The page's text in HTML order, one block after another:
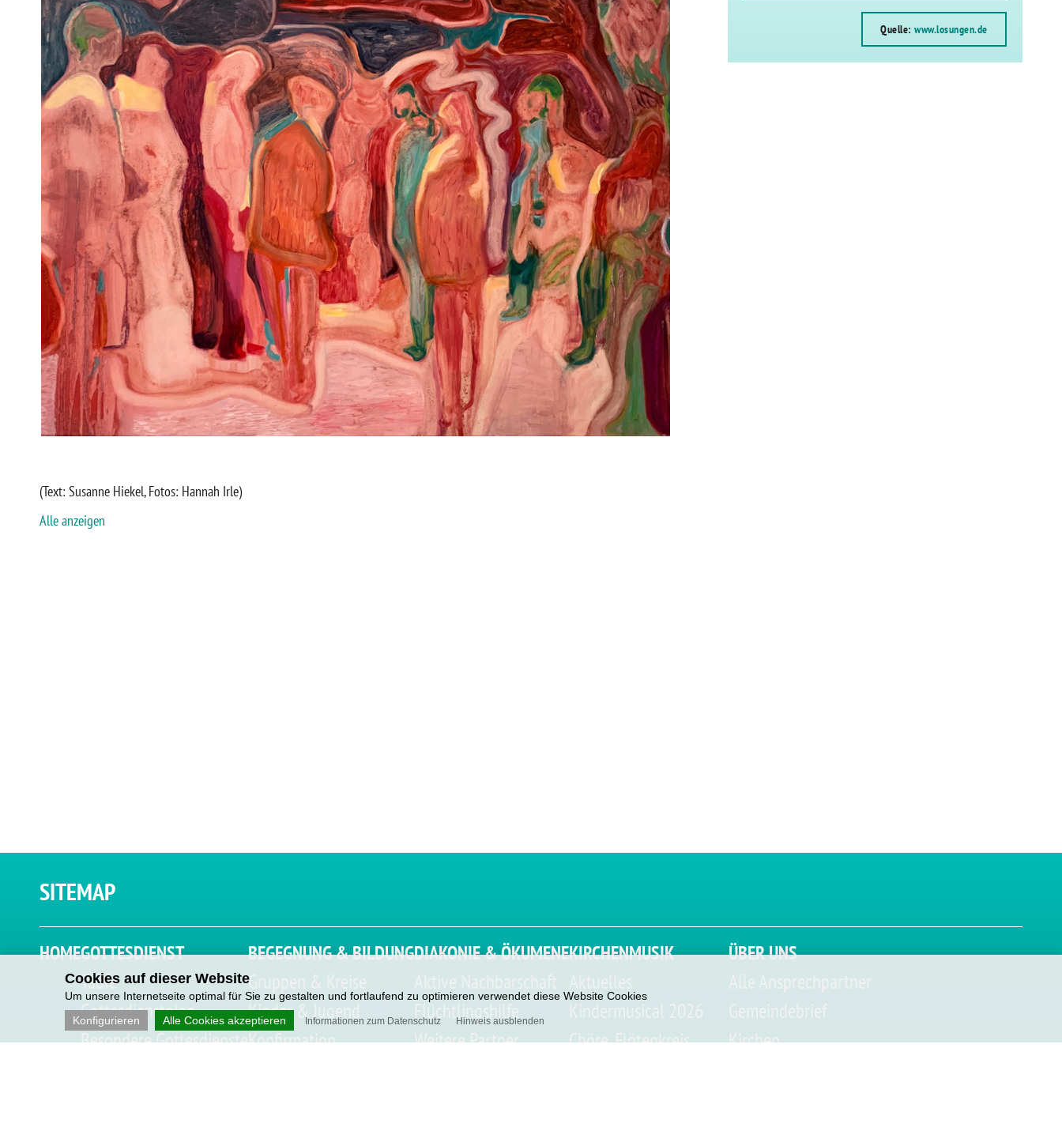
(Text: Susanne Hiekel, Fotos: Hannah Irle)
Alle anzeigen
Quelle: www.losungen.de
SITEMAP
HOMEGOTTESDIENST
Taufe
Gottesdienstplan
Besondere Gottesdienste
BEGEGNUNG & BILDUNG
Gruppen & Kreise
Kinder & Jugend
Konfirmation
DIAKONIE & ÖKUMENE
Aktive Nachbarschaft
Flüchtlingshilfe
Weitere Partner
KIRCHENMUSIK
Aktuelles
Kindermusical 2026
Chöre, Flötenkreis
ÜBER UNS
Alle Ansprechpartner
Gemeindebrief
Kirchen
Cookies auf dieser Website
Um unsere Internetseite optimal für Sie zu gestalten und fortlaufend zu optimieren verwendet diese Website Cookies
Konfigurieren
Alle Cookies akzeptieren Informationen zum Datenschutz Hinweis ausblenden